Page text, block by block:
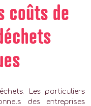
coûts de
Les particuliers
des entreprises